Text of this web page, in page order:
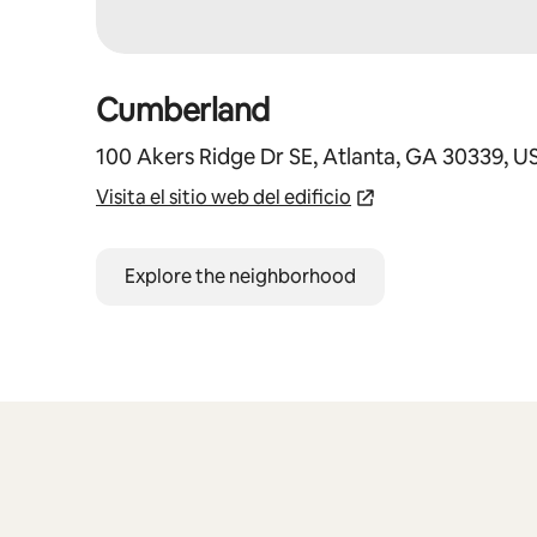
Cumberland
100 Akers Ridge Dr SE, Atlanta, GA 30339,
Visita el sitio web del edificio
Explore the neighborhood